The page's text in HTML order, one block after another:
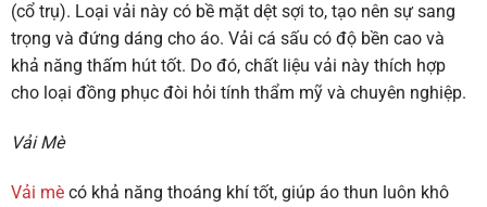
(cổ trụ). Loại vải này có bề mặt dệt sợi to, tạo nên sự sang
trọng và đứng dáng cho áo. Vải cá sấu có độ bền cao và
khả năng thấm hút tốt. Do đó, chất liệu vải này thích hợp
cho loại đồng phục đòi hỏi tính thẩm mỹ và chuyên nghiệp.
Vải Mè
Vải mè có khả năng thoáng khí tốt, giúp áo thun luôn khô